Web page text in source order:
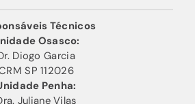
Técnicos
Osasco:
Diogo Garcia
SP 112026
Penha:
Juliane Vilas